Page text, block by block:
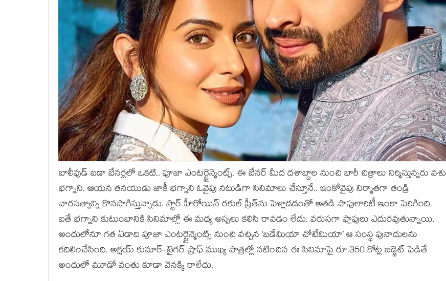
బాలీవుడ్ బడా బేనర్లలో ఒకటి.. పూజా ఎంటర్టైన్మెంట్స్. ఈ బేనర్ మీద దశాబ్దాల నుంచి భారీ చిత్రాలు నిర్మిస్తున్నరు వశు
భగ్నాని. ఆయన తనయుడు జాకీ భగ్నాని ఓవైపు నటుడిగా సినిమాలు చేస్తూనే.. ఇంకోవైపు నిర్మాతగా తండ్రి
వారసత్వాన్ని కొనసాగిస్తున్నాడు. స్టార్ హీరోయిన్ రకుల్ ప్రీత్‌ను పెళ్లాడడంతో అతడి పాపులారిటీ ఇంకా పెరిగింది.
ఐతే భగ్నాని కుటుంబానికి సినిమాల్లో ఈ మధ్య అస్సలు కలిసి రావడం లేదు. వరుసగా ఫ్లాపులు ఎదురవుతున్నాయి.
అందులోనూ గత ఏడాది పూజా ఎంటర్టైన్మెంట్స్ నుంచి వచ్చిన ‘బడేమియా చోటేమియా’ ఆ సంస్థ పునాదులను
కదిలించేసింది. అక్షయ్ కుమార్-టైగర్ ష్రాఫ్ ముఖ్య పాత్రల్లో నటించిన ఈ సినిమాపై రూ.350 కోట్ల బడ్జెట్ పెడితే
అందులో మూడో వంతు కూడా వెనక్కి రాలేదు.